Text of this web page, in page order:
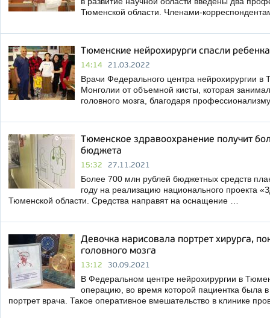
Тюменской области. Членами-
Тюменские нейрохирурги спасли
14:14 21.03.2022
Врачи Федерального центра нейрохирургии в
Монголии от объемной кисты, которая
головного мозга, благодаря
Тюменское здравоохранение получит
бюджета
15:32 27.11.2021
Более 700 млн рублей бюджетных средств
году на реализацию национального проекта
Тюменской области. Средства направят на оснащение …
Девочка нарисовала портрет хирурга,
головного мозга
13:12 30.09.2021
В Федеральном центре нейрохирургии в
операцию, во время которой пациентка была
портрет врача. Такое оперативное вмешательство в клинике